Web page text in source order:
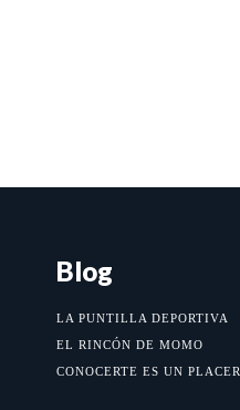
Blog
LA PUNTILLA DEPORTIVA
EL RINCÓN DE MOMO
CONOCERTE ES UN PLACER